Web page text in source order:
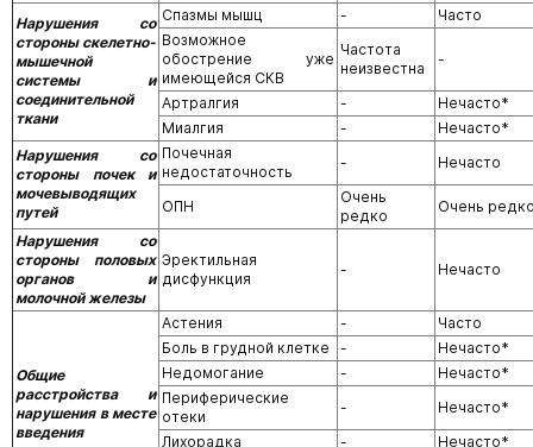
Нарушения со
стороны скелетно-
мышечной
системы и
соединительной
ткани
Спазмы мышц -
Часто
Возможное
обострение уже
имеющейся СКВ
Частота
неизвестна
-
Артралгия -
Нечасто*
Миалгия
-
Нечасто*
Нарушения со
стороны почек и
мочевыводящих
путей
Почечная
недостаточность
- Нечасто
ОПН
Очень
редко
Очень
Нарушения со
стороны половых
органов и
молочной железы
Эректильная
дисфункция
- Нечасто
Общие
расстройства и
нарушения в месте
введения
Астения -
Часто
Боль в грудной клетке
-
Нечасто*
Недомогание
-
Нечасто*
Периферические
отеки
-
Нечасто*
Лихорадка
-
Нечасто*